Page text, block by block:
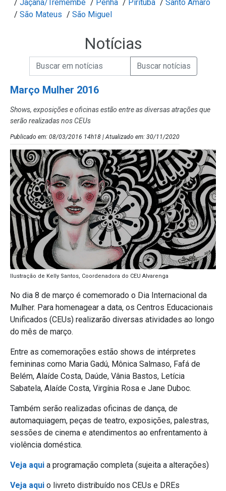
/ Jaçanã/Tremembé / Penha / Pirituba / Santo Amaro
/ São Mateus / São Miguel
Notícias
Campo de Busca de Notícias
Campo de Busca de informaçõesEnviar a Busca de Notícias
Março Mulher 2016
Shows, exposições e oficinas estão entre as diversas atrações que
serão realizadas nos CEUs
Publicado em: 08/03/2016 14h18 | Atualizado em: 30/11/2020
Ilustração de Kelly Santos, Coordenadora do CEU Alvarenga
No dia 8 de março é comemorado o Dia Internacional da
Mulher. Para homenagear a data, os Centros Educacionais
Unificados (CEUs) realizarão diversas atividades ao longo
do mês de março.
Entre as comemorações estão shows de intérpretes
femininas como Maria Gadú, Mônica Salmaso, Fafá de
Belém, Alaíde Costa, Daúde, Vânia Bastos, Letícia
Sabatela, Alaíde Costa, Virgínia Rosa e Jane Duboc.
Também serão realizadas oficinas de dança, de
automaquiagem, peças de teatro, exposições, palestras,
sessões de cinema e atendimentos ao enfrentamento à
violência doméstica.
Veja aqui a programação completa (sujeita a alterações)
Veja aqui o livreto distribuído nos CEUs e DREs